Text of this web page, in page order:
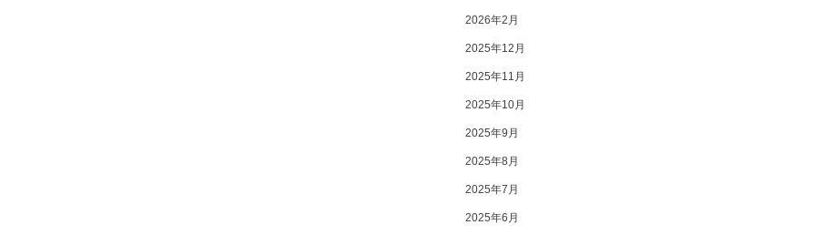
2026年2月
2025年12月
2025年11月
2025年10月
2025年9月
2025年8月
2025年7月
2025年6月